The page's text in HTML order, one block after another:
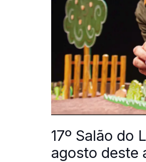
17º Salão do
agosto deste